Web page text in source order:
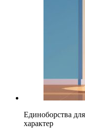
Единоборства
характер